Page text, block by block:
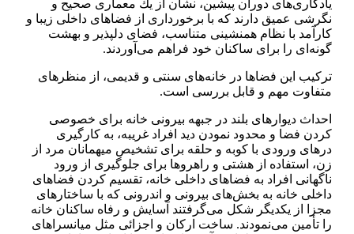
یادگاری‌های دوران پیشین، نشان از یك معماری صحیح و
نگرشی عمیق دارند كه با برخورداری از فضاهای داخلی زیبا و
كارآمد با نظام همنشینی متناسب، فضای دلپذیر و بهشت
گونه‌ای را برای ساكنان خود فراهم می‌آوردند.
تركیب این فضاها در خانه‌های سنتی و قدیمی، از منظرهای
متفاوت مهم و قابل بررسی است.
احداث دیوارهای بلند در جبهه بیرونی خانه برای خصوصی
كردن فضا و محدود نمودن دید افراد غریبه، به كارگیری
درهای ورودی با كوبه و حلقه برای تشخیص میهمانان مرد از
زن، استفاده از هشتی و راهروها برای جلوگیری از ورود
ناگهانی افراد به فضاهای داخلی خانه، تقسیم كردن فضاهای
داخلی خانه به بخش‌های بیرونی و اندرونی كه با ساختارهای
مجزا از یكدیگر شكل می‌گرفتند آسایش و رفاه ساكنان خانه
را تأمین می‌نمودند. ساخت اركان و اجزائی مثل میانسراهای